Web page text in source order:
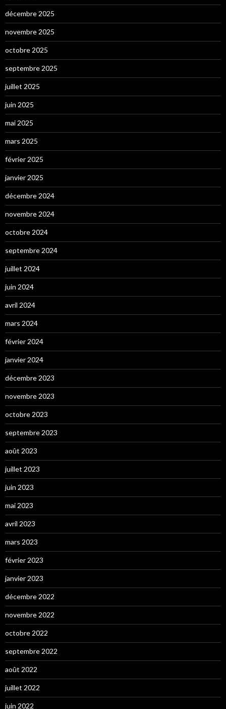
décembre 2025
novembre 2025
octobre 2025
septembre 2025
juillet 2025
juin 2025
mai 2025
mars 2025
février 2025
janvier 2025
décembre 2024
novembre 2024
octobre 2024
septembre 2024
juillet 2024
juin 2024
avril 2024
mars 2024
février 2024
janvier 2024
décembre 2023
novembre 2023
octobre 2023
septembre 2023
août 2023
juillet 2023
juin 2023
mai 2023
avril 2023
mars 2023
février 2023
janvier 2023
décembre 2022
novembre 2022
octobre 2022
septembre 2022
août 2022
juillet 2022
juin 2022